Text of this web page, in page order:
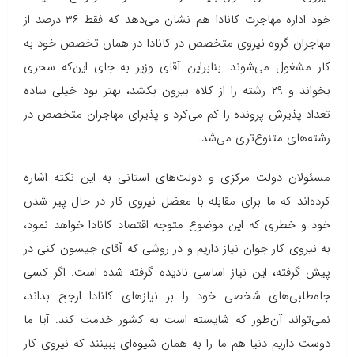
خود اداره مهاجرت کانادا هم نشان می‌دهد که فقط ۳۶ درصد از
مهاجران گروه نیروی متخصص در کانادا در همان تخصص خود به
کار مشغول می‌شوند. بنابراین آقای وزیر به جای این‌که سحری
بخواند و ۲۹ رشته را از کلاه بیرون بکشد، بهتر بود خیلی ساده
تعداد پذیرش پرونده‌ را کم می‌کرد و پذیرای مهاجران متخصص در
رشته‌های متنوع‌تری می‌شد.
مسئولان دولت مرکزی و دولت‌های استانی به این نکته اشاره
کرده‌اند که ما برای مقابله با معضل نیروی کار در حال پیر شدن
خود و خطری که این موضوع متوجه اقتصاد کانادا خواهد نمود،
به نیروی کار جوان نیاز داریم و در روشی که آقای جیسون کنی در
پیش گرفته، این نیاز اساسی نادیده گرفته شده است. اگر کسی
جاه‌طلبی‌های شخصی خود را بر نیازهای کانادا ارجح بداند،
نمی‌تواند آن‌طور که شایسته است به کشور خدمت کند. آیا ما
دوست داریم دنیا هم ما را به همان شیوه‌ای ببینند که نیروی کار